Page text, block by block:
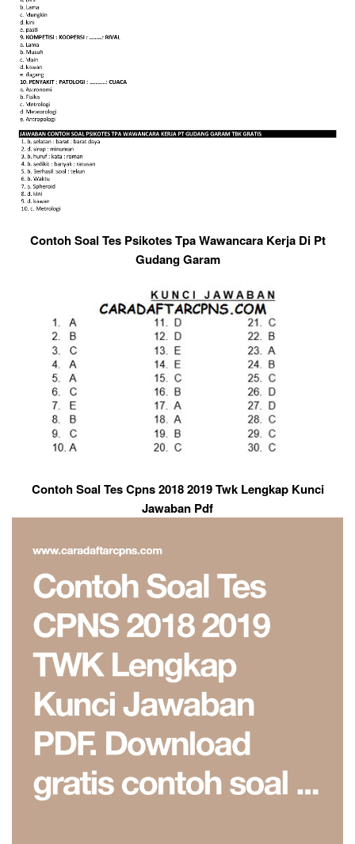
Contoh Soal Tes Psikotes Tpa Wawancara Kerja Di Pt
Gudang Garam
Contoh Soal Tes Cpns 2018 2019 Twk Lengkap Kunci
Jawaban Pdf